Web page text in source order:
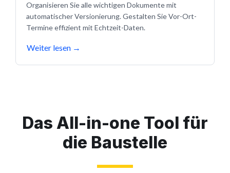
Organisieren Sie alle wichtigen Dokumente mit
automatischer Versionierung. Gestalten Sie Vor-Ort-
Termine effizient mit Echtzeit-Daten.
Weiter lesen →
Das All-in-one Tool für
die Baustelle